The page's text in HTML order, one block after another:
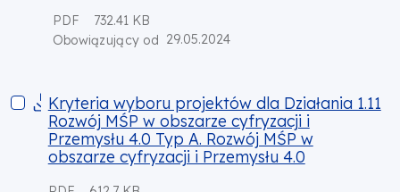
PDF
732.41 KB
Obowiązujący od 29.05.2024
Kryteria wyboru projektów dla Działania 1.11 Rozwój MŚP w
Kryteria wyboru projektów dla Działania 1.11
Rozwój MŚP w obszarze cyfryzacji i
Przemysłu 4.0 Typ A. Rozwój MŚP w
obszarze cyfryzacji i Przemysłu 4.0